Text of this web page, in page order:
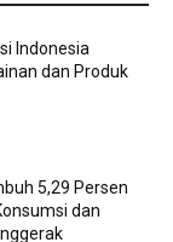
Indonesia
dan Produk
5,29 Persen
dan